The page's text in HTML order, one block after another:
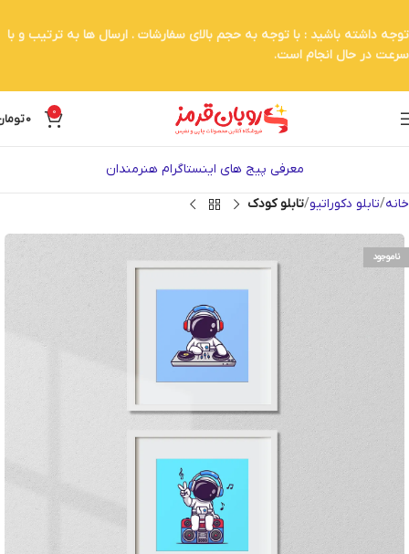
0
0
معرفی پیج های اینستاگرام هنرمندان
خانه تابلو دکوراتیو تابلو کودک
ناموجود
توجه داشته باشید : با توجه به حجم بالای سفارشات . ارسال ها به ترتیب و با
سرعت در حال انجام است.